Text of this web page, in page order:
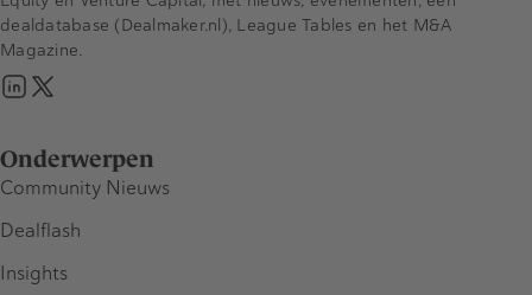
Onderwerpen
Community Nieuws
Dealflash
Insights
dealdatabase (Dealmaker.nl), League Tables en het M&A
Magazine.